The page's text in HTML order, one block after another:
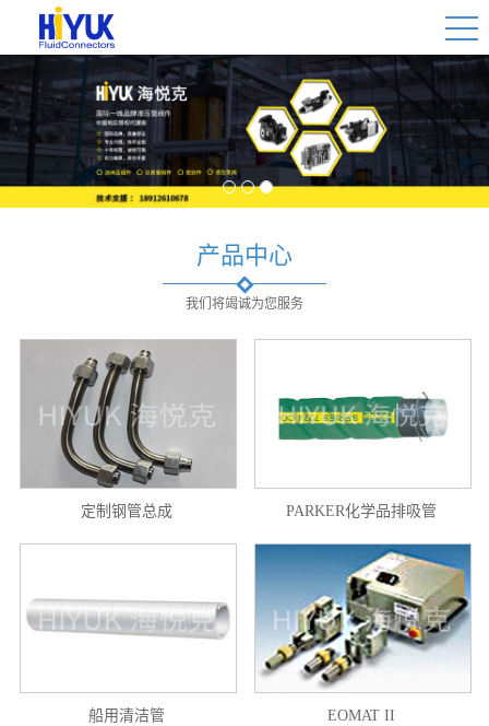
1 2 3
产品中心
我们将竭诚为您服务
定制钢管总成 PARKER化学品排吸管
船用清洁管 EOMAT II